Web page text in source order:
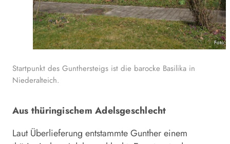
Foto:
Startpunkt des Gunthersteigs ist die barocke Basilika in
Niederalteich.
Aus thüringischem Adelsgeschlecht
Laut Überlieferung entstammte Gunther einem